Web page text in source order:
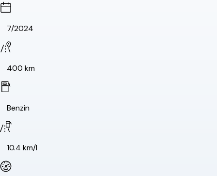
7/2024
400 km
Benzin
10.4 km/l